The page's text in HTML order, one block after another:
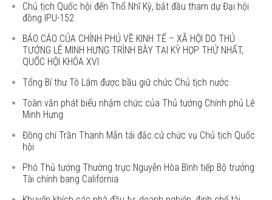
Chủ tịch Quốc hội đến Thổ Nhĩ Kỳ, bắt đầu tham dự Đại hội
đồng IPU-152
BÁO CÁO CỦA CHÍNH PHỦ VỀ KINH TẾ – XÃ HỘI DO THỦ
TƯỚNG LÊ MINH HƯNG TRÌNH BÀY TẠI KỲ HỌP THỨ NHẤT,
QUỐC HỘI KHÓA XVI
Tổng Bí thư Tô Lâm được bầu giữ chức Chủ tịch nước
Toàn văn phát biểu nhậm chức của Thủ tướng Chính phủ Lê
Minh Hưng
Đồng chí Trần Thanh Mẫn tái đắc cử chức vụ Chủ tịch Quốc
hội
Phó Thủ tướng Thường trực Nguyễn Hòa Bình tiếp Bộ trưởng
Tài chính bang California